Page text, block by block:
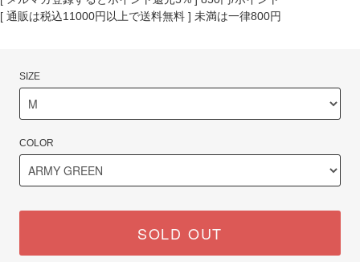
[ 通販は税込11000円以上で送料無料 ] 未満は一律800円
SIZE
COLOR
SOLD OUT